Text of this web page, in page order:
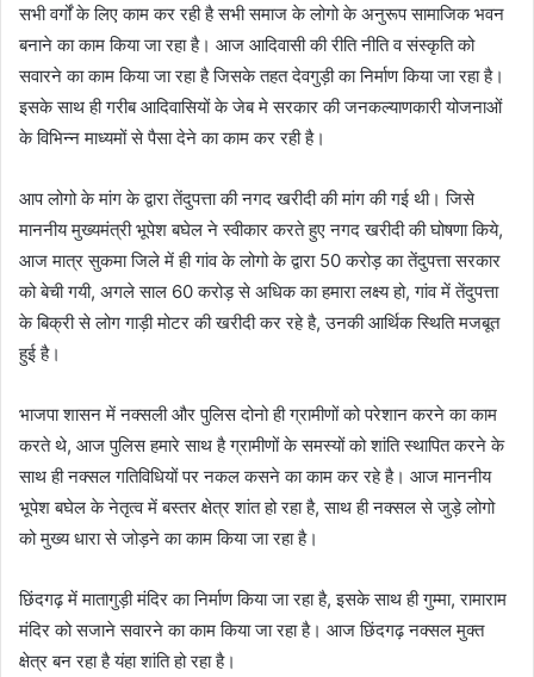
सभी वर्गों के लिए काम कर रही है सभी समाज के लोगो के अनुरूप सामाजिक भवन
बनाने का काम किया जा रहा है। आज आदिवासी की रीति नीति व संस्कृति को
सवारने का काम किया जा रहा है जिसके तहत देवगुड़ी का निर्माण किया जा रहा है।
इसके साथ ही गरीब आदिवासियों के जेब मे सरकार की जनकल्याणकारी योजनाओं
के विभिन्न माध्यमों से पैसा देने का काम कर रही है।
आप लोगो के मांग के द्वारा तेंदुपत्ता की नगद खरीदी की मांग की गई थी। जिसे
माननीय मुख्यमंत्री भूपेश बघेल ने स्वीकार करते हुए नगद खरीदी की घोषणा किये,
आज मात्र सुकमा जिले में ही गांव के लोगो के द्वारा 50 करोड़ का तेंदुपत्ता सरकार
को बेची गयी, अगले साल 60 करोड़ से अधिक का हमारा लक्ष्य हो, गांव में तेंदुपत्ता
के बिक्री से लोग गाड़ी मोटर की खरीदी कर रहे है, उनकी आर्थिक स्थिति मजबूत
हुई है।
भाजपा शासन में नक्सली और पुलिस दोनो ही ग्रामीणों को परेशान करने का काम
करते थे, आज पुलिस हमारे साथ है ग्रामीणों के समस्यों को शांति स्थापित करने के
साथ ही नक्सल गतिविधियों पर नकल कसने का काम कर रहे है। आज माननीय
भूपेश बघेल के नेतृत्व में बस्तर क्षेत्र शांत हो रहा है, साथ ही नक्सल से जुड़े लोगो
को मुख्य धारा से जोड़ने का काम किया जा रहा है।
छिंदगढ़ में मातागुड़ी मंदिर का निर्माण किया जा रहा है, इसके साथ ही गुम्मा, रामाराम
मंदिर को सजाने सवारने का काम किया जा रहा है। आज छिंदगढ़ नक्सल मुक्त
क्षेत्र बन रहा है यंहा शांति हो रहा है।